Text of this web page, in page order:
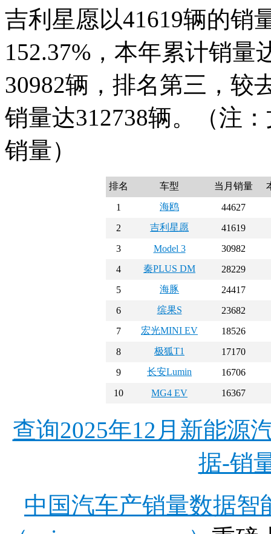
吉利星愿以41619辆的销
152.37%，本年累计销量
30982辆，排名第三，较
销量达312738辆。（注
销量）
排名 车型 当月销量
1 海鸥
44627
2
吉利星愿
41619
3
Model 3
30982
4
秦PLUS DM
28229
5
海豚
24417
6
缤果S
23682
7
宏光MINI EV
18526
8
极狐T1
17170
9
长安Lumin
16706
10
MG4 EV 16367
查询2025年12月新能源
据-销
中国汽车产销量数据